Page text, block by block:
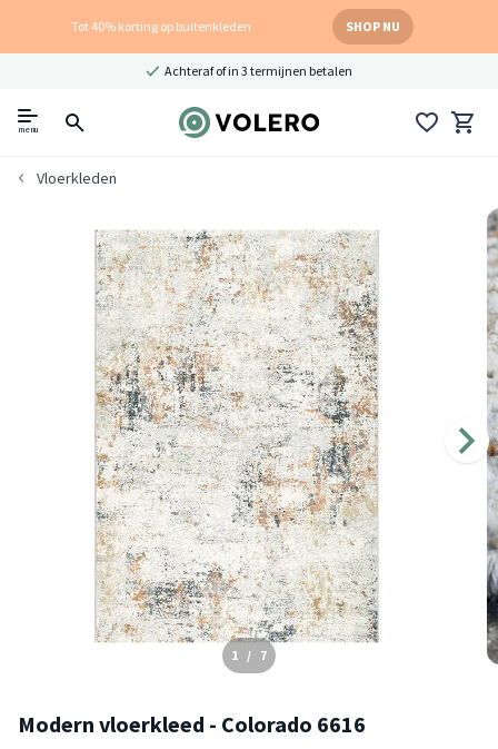
Tot 40% korting op buitenkleden SHOP NU
Achteraf of in 3 termijnen betalen
menu
Vloerkleden
1 / 7
Modern vloerkleed - Colorado 6616